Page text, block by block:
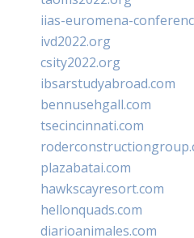
iias-euromena-
ivd2022.org
csity2022.org
ibsarstudyabroad.com
bennusehgall.com
tsecincinnati.com
plazabatai.com
hawkscayresort.com
hellonquads.com
diarioanimales.com